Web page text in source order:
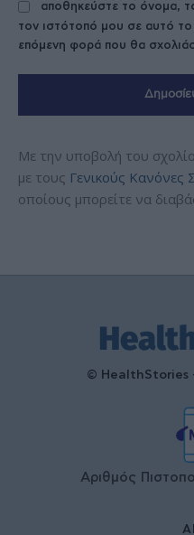
αποθηκεύστε το όνομα,
τον ιστότοπό μου σε αυτό
επόμενη φορά που θα
Με την υποβολή του
με τους Γενικούς Κανόνες
οποίους μπορείτε να
© HealthStories
Αριθμός